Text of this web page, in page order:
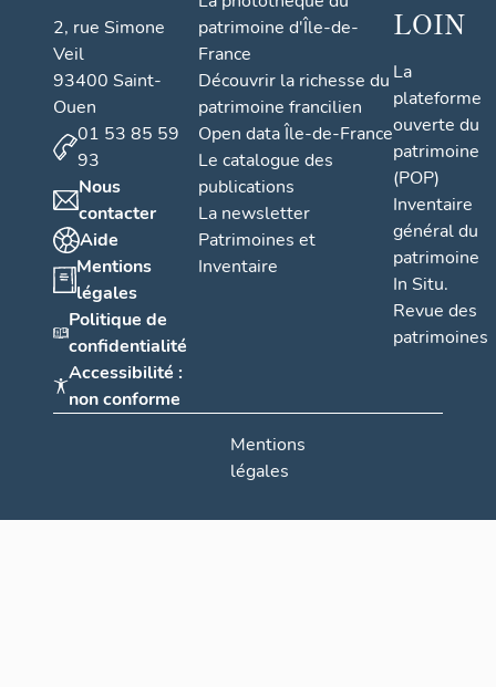
2, rue Simone
Veil
93400 Saint-
Ouen
01 53 85 59
93
Nous
contacter
Aide
Mentions
légales
Politique de
confidentialité
Accessibilité :
non conforme
patrimoine d'Île-de-
France
Découvrir la richesse du
patrimoine francilien
Open data Île-de-France
Le catalogue des
publications
La newsletter
Patrimoines et
Inventaire
LOIN
La
plateforme
ouverte du
patrimoine
(POP)
Inventaire
général du
patrimoine
In Situ.
Revue des
patrimoines
Mentions
légales